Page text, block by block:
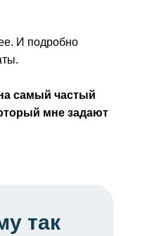
И подробно
самый частый
мне задают
так